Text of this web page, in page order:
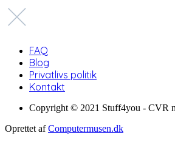
FAQ
Blog
Privatlivs politik
Kontakt
Copyright © 2021 Stuff4you - CVR
Oprettet afComputermusen.dk